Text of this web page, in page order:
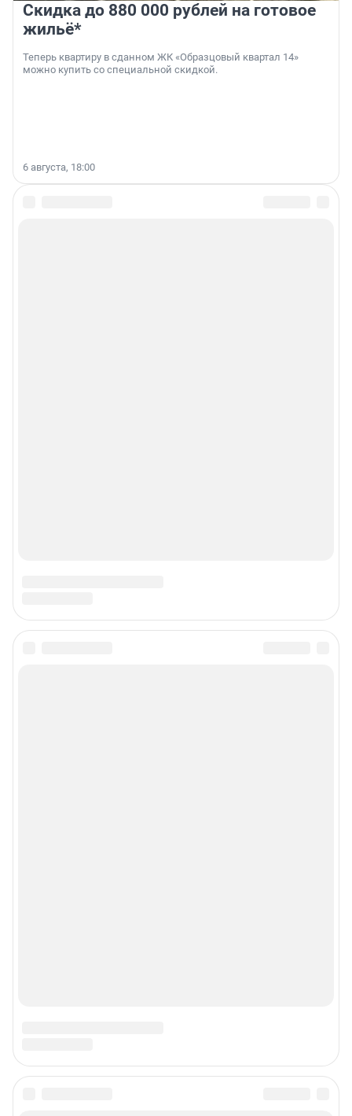
Скидка до 880 000 рублей на готовое
жильё*
Теперь квартиру в сданном ЖК «Образцовый квартал 14»
можно купить со специальной скидкой.
6 августа, 18:00